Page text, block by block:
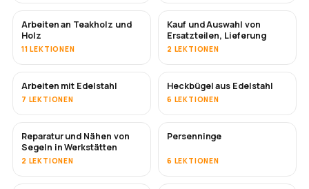
Arbeiten an Teakholz und
Holz
11 LEKTIONEN
BALD
Kauf und Auswahl von
Ersatzteilen, Lieferung
2 LEKTIONEN
BALD
Arbeiten mit Edelstahl
7 LEKTIONEN
Heckbügel aus Edelstahl
6 LEKTIONEN
BALD
Reparatur und Nähen von
Segeln in Werkstätten
2 LEKTIONEN
Persenninge
6 LEKTIONEN